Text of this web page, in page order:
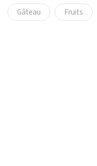
Gâteau Fruits